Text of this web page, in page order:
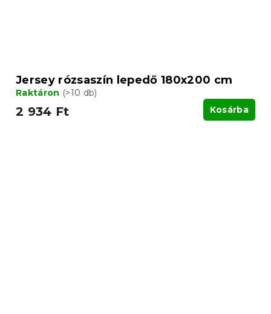
Jersey rózsaszín lepedő 180x200 cm
Raktáron (>10 db)
2 934 Ft Kosárba